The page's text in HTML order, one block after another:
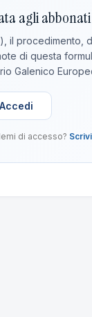
agli abbonati
il procedimento,
di questa
Galenico
Accedi
di accesso?